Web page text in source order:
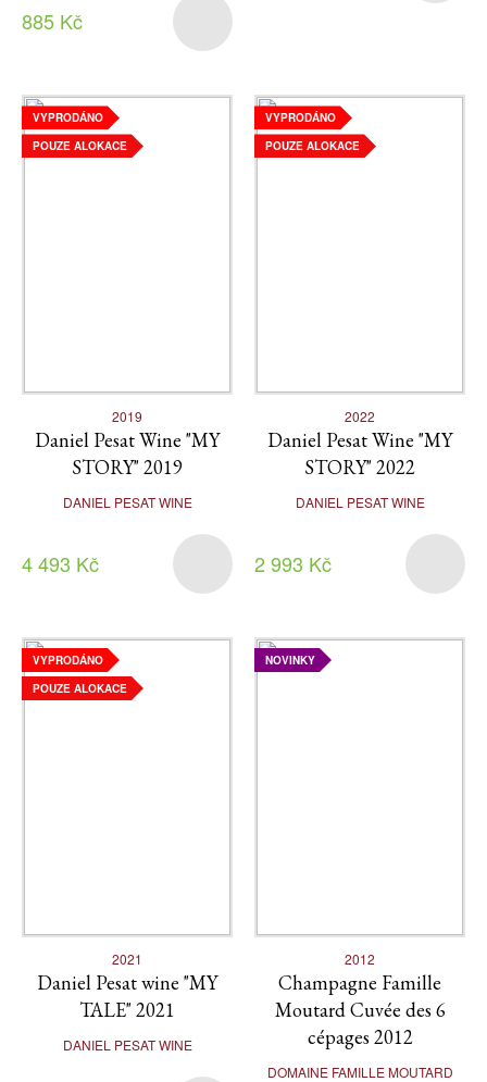
885 Kč
VYPRODÁNO
POUZE ALOKACE
2019
Daniel Pesat Wine "MY
STORY" 2019
DANIEL PESAT WINE
4 493 Kč
VYPRODÁNO
POUZE ALOKACE
2022
Daniel Pesat Wine "MY
STORY" 2022
DANIEL PESAT WINE
2 993 Kč
VYPRODÁNO
POUZE ALOKACE
2021
Daniel Pesat wine "MY
TALE" 2021
DANIEL PESAT WINE
NOVINKY
2012
Champagne Famille
Moutard Cuvée des 6
cépages 2012
DOMAINE FAMILLE MOUTARD